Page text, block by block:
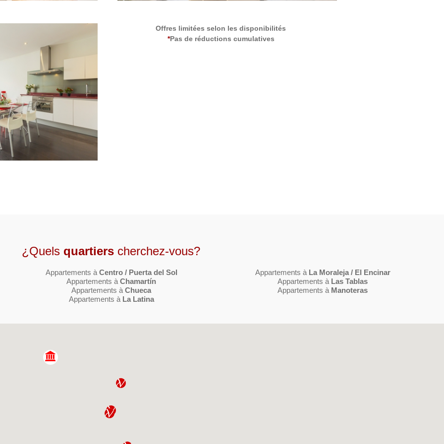
Offres limitées selon les disponibilités
*Pas de réductions cumulatives
¿Quels quartiers cherchez-vous?
Appartements à Centro / Puerta del Sol
Appartements àChamartín
Appartements àChueca
Appartements à La Latina
Appartements à La Moraleja / El Encinar
Appartements à Las Tablas
Appartements à Manoteras